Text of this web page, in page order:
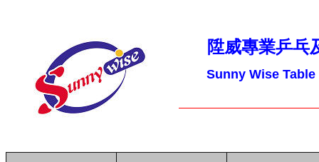
陞威專業乒乓
Sunny Wise